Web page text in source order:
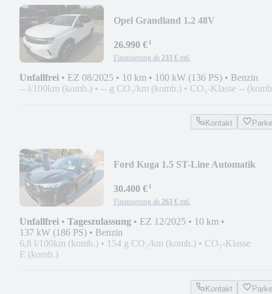
Opel Grandland 1.2 48V
26.990 €¹
Finanzierung ab 233 € mtl.
Unfallfrei • EZ 08/2025 • 10 km • 100 kW (136 PS) • Benzin
-- l/100km (komb.) • -- g CO₂/km (komb.) • CO₂-Klasse --
Kontakt
Ford Kuga 1.5 ST-Line Automatik
30.400 €¹
Finanzierung ab 263 € mtl.
Unfallfrei • Tageszulassung • EZ 12/2025 • 10 km •
137 kW (186 PS) • Benzin
6,8 l/100km (komb.) • 154 g CO₂/km (komb.) • CO₂-Klasse
E (komb.)
Kontakt